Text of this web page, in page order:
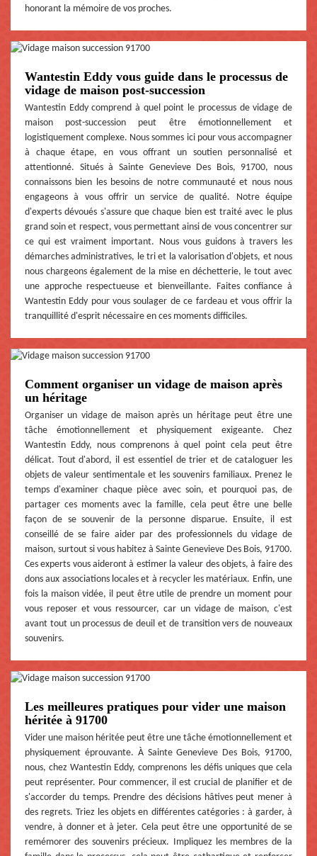
honorant la mémoire de vos proches.
Wantestin Eddy vous guide dans le processus de
vidage de maison post-succession
Wantestin Eddy comprend à quel point le processus de vidage de
maison post-succession peut être émotionnellement et
logistiquement complexe. Nous sommes ici pour vous accompagner
à chaque étape, en vous offrant un soutien personnalisé et
attentionné. Situés à Sainte Genevieve Des Bois, 91700, nous
connaissons bien les besoins de notre communauté et nous nous
engageons à vous offrir un service de qualité. Notre équipe
d'experts dévoués s'assure que chaque bien est traité avec le plus
grand soin et respect, vous permettant ainsi de vous concentrer sur
ce qui est vraiment important. Nous vous guidons à travers les
démarches administratives, le tri et la valorisation d'objets, et nous
nous chargeons également de la mise en déchetterie, le tout avec
une approche respectueuse et bienveillante. Faites confiance à
Wantestin Eddy pour vous soulager de ce fardeau et vous offrir la
tranquillité d'esprit nécessaire en ces moments difficiles.
Comment organiser un vidage de maison après
un héritage
Organiser un vidage de maison après un héritage peut être une
tâche émotionnellement et physiquement exigeante. Chez
Wantestin Eddy, nous comprenons à quel point cela peut être
délicat. Tout d'abord, il est essentiel de trier et de cataloguer les
objets de valeur sentimentale et les souvenirs familiaux. Prenez le
temps d'examiner chaque pièce avec soin, et pourquoi pas, de
partager ces moments avec la famille, cela peut être une belle
façon de se souvenir de la personne disparue. Ensuite, il est
conseillé de se faire aider par des professionnels du vidage de
maison, surtout si vous habitez à Sainte Genevieve Des Bois, 91700.
Ces experts vous aideront à estimer la valeur des objets, à faire des
dons aux associations locales et à recycler les matériaux. Enfin, une
fois la maison vidée, il peut être utile de prendre un moment pour
vous reposer et vous ressourcer, car un vidage de maison, c'est
avant tout un processus de deuil et de transition vers de nouveaux
souvenirs.
Les meilleures pratiques pour vider une maison
héritée à 91700
Vider une maison héritée peut être une tâche émotionnellement et
physiquement éprouvante. À Sainte Genevieve Des Bois, 91700,
nous, chez Wantestin Eddy, comprenons les défis uniques que cela
peut représenter. Pour commencer, il est crucial de planifier et de
s'accorder du temps. Prendre des décisions hâtives peut mener à
des regrets. Triez les objets en différentes catégories : à garder, à
vendre, à donner et à jeter. Cela peut être une opportunité de se
remémorer des souvenirs précieux. Impliquez les membres de la